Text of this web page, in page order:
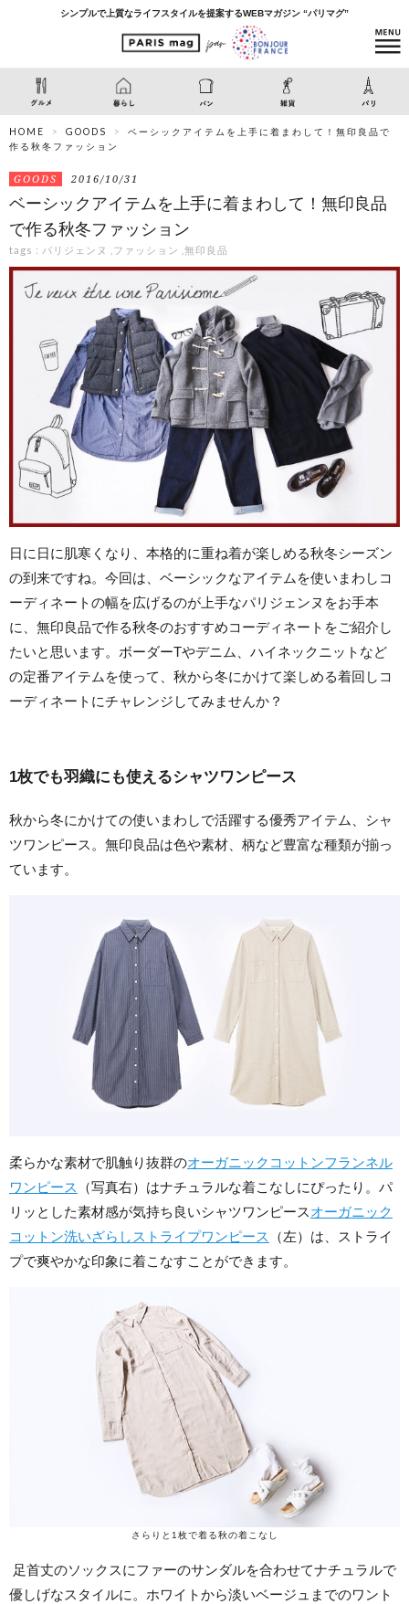
シンプルで上質なライフスタイルを提案するWEBマガジン “パリマグ”
HOME GOODS
ベーシックアイテムを上手に着まわして！無印良品で
作る秋冬ファッション
GOODS 2016/10/31
ベーシックアイテムを上手に着まわして！無印良品
で作る秋冬ファッション
tags : パリジェンヌ ファッション 無印良品
日に日に肌寒くなり、本格的に重ね着が楽しめる秋冬シーズン
の到来ですね。今回は、ベーシックなアイテムを使いまわしコ
ーディネートの幅を広げるのが上手なパリジェンヌをお手本
に、無印良品で作る秋冬のおすすめコーディネートをご紹介し
たいと思います。ボーダーTやデニム、ハイネックニットなど
の定番アイテムを使って、秋から冬にかけて楽しめる着回しコ
ーディネートにチャレンジしてみませんか？
1枚でも羽織にも使えるシャツワンピース
秋から冬にかけての使いまわしで活躍する優秀アイテム、シャ
ツワンピース。無印良品は色や素材、柄など豊富な種類が揃っ
ています。
柔らかな素材で肌触り抜群のオーガニックコットンフランネル
ワンピース
（写真右）はナチュラルな着こなしにぴったり。パ
リッとした素材感が気持ち良いシャツワンピースオーガニック
コットン洗いざらしストライプワンピース
（左）は、ストライ
プで爽やかな印象に着こなすことができます。
さらりと1枚で着る秋の着こなし
足首丈のソックスにファーのサンダルを合わせてナチュラルで
優しげなスタイルに。ホワイトから淡いベージュまでのワント